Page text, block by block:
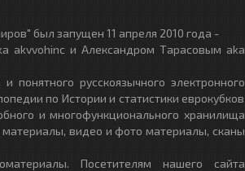
был запущен 11 апреля 2010 года -
akvvohinc и Александром Тарасовым aka
понятного русскоязычного электронного
по Истории и статистики еврокубков
и многофункционального хранилища
видео и фото материалы, сканы
Посетителям нашего сайта